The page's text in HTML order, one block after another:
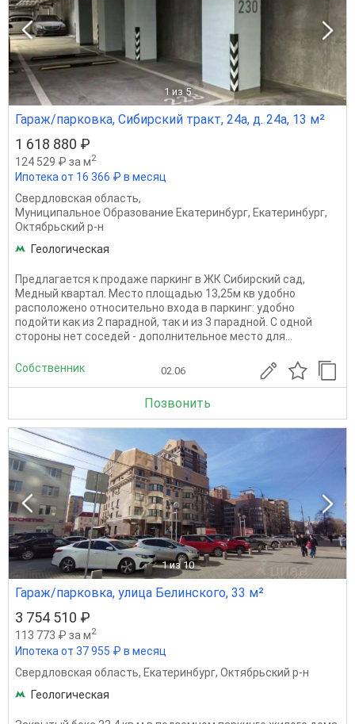
1 из 5
Гараж/парковка, Сибирский тракт, 24а, д. 24а, 13 м²
1 618 880 ₽
124 529 ₽ за м2
Ипотека от 16 366 ₽ в месяц
Свердловская область,
Муниципальное Образование Екатеринбург, Екатеринбург,
Октябрьский р-н
Геологическая
Предлагается к продаже паркинг в ЖК Сибирский сад,
Медный квартал. Место площадью 13,25м кв удобно
расположено относительно входа в паркинг: удобно
подойти как из 2 парадной, так и из 3 парадной. С одной
стороны нет соседей - дополнительное место для...
Собственник 02.06
Позвонить
1 из 10
Гараж/парковка, улица Белинского, 33 м²
3 754 510 ₽
113 773 ₽ за м2
Ипотека от 37 955 ₽ в месяц
Свердловская область, Екатеринбург, Октябрьский р-н
Геологическая